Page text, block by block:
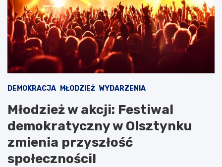
DEMOKRACJA MŁODZIEŻ WYDARZENIA
Młodzież w akcji: Festiwal
demokratyczny w Olsztynku
zmienia przyszłość
społeczności!